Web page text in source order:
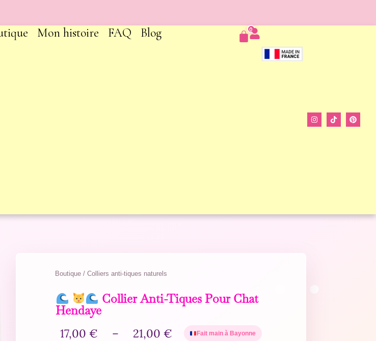
Mon histoire FAQ Blog 0
Boutique / Colliers anti-tiques naturels
Collier Anti-Tiques Pour Chat
Hendaye
17,00 € – 21,00 € Fait main à Bayonne